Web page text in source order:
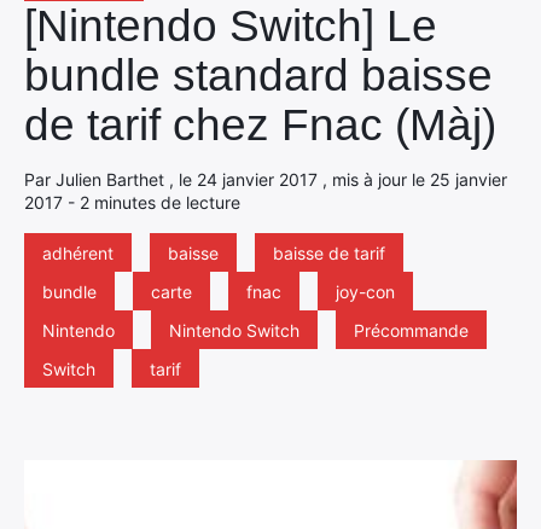
[Nintendo Switch] Le
bundle standard baisse
de tarif chez Fnac (Màj)
Par Julien Barthet , le 24 janvier 2017 , mis à jour le 25 janvier
2017 - 2 minutes de lecture
adhérent baisse
baisse de tarif
bundle
carte fnac
joy-con
Nintendo
Nintendo Switch
Précommande
Switch
tarif